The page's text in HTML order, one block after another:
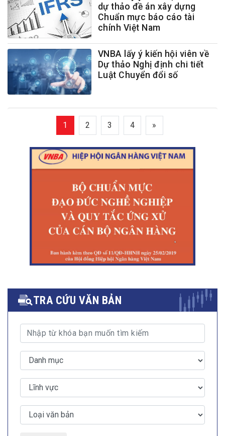
dự thảo đề án xây dựng
Chuẩn mực báo cáo tài
chính Việt Nam
VNBA lấy ý kiến hội viên về
Dự thảo Nghị định chi tiết
Luật Chuyển đổi số
1 2 3 4 »
TRA CỨU VĂN BẢN